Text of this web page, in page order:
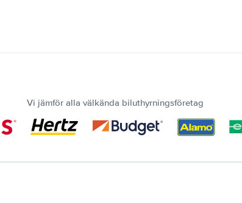
Vi jämför alla välkända biluthyrningsföretag